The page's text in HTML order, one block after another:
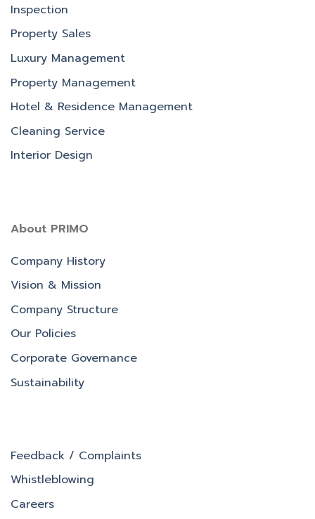
Inspection
Property Sales
Luxury Management
Property Management
Hotel & Residence Management
Cleaning Service
Interior Design
About PRIMO
Company History
Vision & Mission
Company Structure
Our Policies
Corporate Governance
Sustainability
Feedback / Complaints
Whistleblowing
Careers